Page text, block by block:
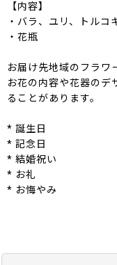
【内容】
・バラ、ユリ、トルコ
・花瓶
お届け先地域のフラワ
お花の内容や花器のデ
ることがあります。
* 誕生日
* 記念日
* 結婚祝い
* お礼
* お悔やみ